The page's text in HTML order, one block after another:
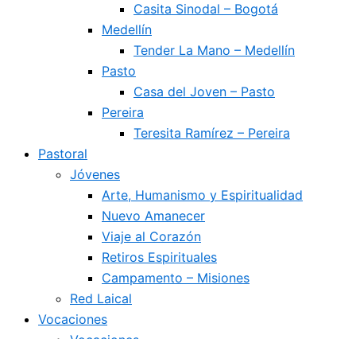
Casita Sinodal – Bogotá
Medellín
Tender La Mano – Medellín
Pasto
Casa del Joven – Pasto
Pereira
Teresita Ramírez – Pereira
Pastoral
Jóvenes
Arte, Humanismo y Espiritualidad
Nuevo Amanecer
Viaje al Corazón
Retiros Espirituales
Campamento – Misiones
Red Laical
Vocaciones